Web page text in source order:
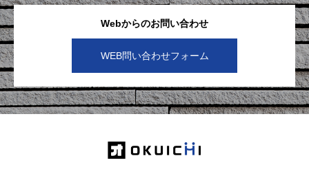
Webからのお問い合わせ
WEB問い合わせフォーム